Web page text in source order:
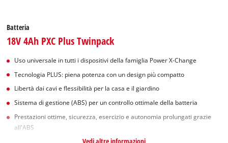
Batteria
18V 4Ah PXC Plus Twinpack
Uso universale in tutti i dispositivi della famiglia Power X-Change
Tecnologia PLUS: piena potenza con un design più compatto
Libertà dai cavi e flessibilità per la casa e il giardino
Sistema di gestione (ABS) per un controllo ottimale della batteria
Prestazioni ottime, sicurezza, esercizio e autonomia prolungati grazie
all'ABS